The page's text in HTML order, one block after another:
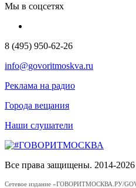
Мы в соцсетях
8 (495) 950-62-26
info@govoritmoskva.ru
Реклама на радио
Города вещания
Наши слушатели
Все права защищены. 2014-
Сетевое издание «ГОВОРИТМОСКВА.РУ/